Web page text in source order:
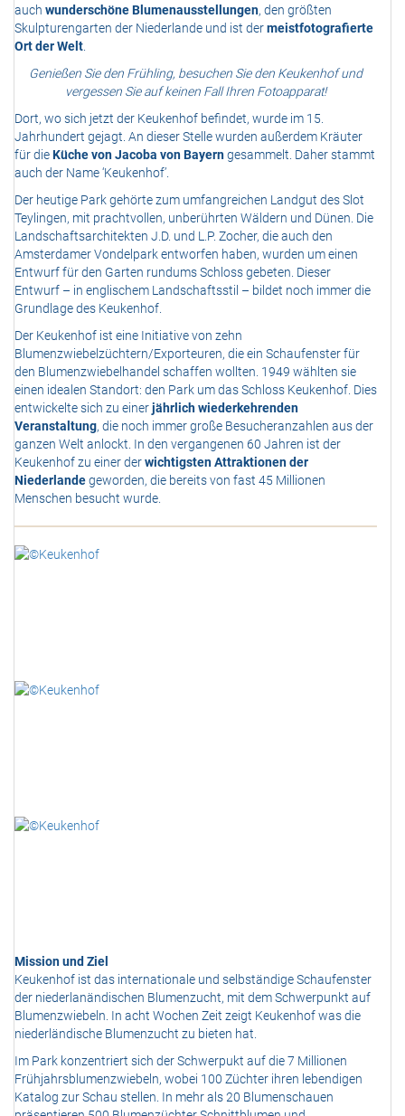
auch wunderschöne Blumenausstellungen, den größten
Skulpturengarten der Niederlande und ist dermeistfotografierte
Ort der Welt
Genießen Sie den Frühling, besuchen Sie den Keukenhof und
vergessen Sie auf keinen Fall Ihren Fotoapparat!
Dort, wo sich jetzt der Keukenhof befindet, wurde im 15.
Jahrhundert gejagt. An dieser Stelle wurden außerdem Kräuter
für dieKüche von Jacoba von Bayerngesammelt. Daher stammt
auch der Name ‘Keukenhof’.
Der heutige Park gehörte zum umfangreichen Landgut des Slot
Teylingen, mit prachtvollen, unberührten Wäldern und Dünen. Die
Landschaftsarchitekten J.D. und L.P. Zocher, die auch den
Amsterdamer Vondelpark entworfen haben, wurden um einen
Entwurf für den Garten rundums Schloss gebeten. Dieser
Entwurf – in englischem Landschaftsstil – bildet noch immer die
Grundlage des Keukenhof.
Der Keukenhof ist eine Initiative von zehn
Blumenzwiebelzüchtern/Exporteuren, die ein Schaufenster für
den Blumenzwiebelhandel schaffen wollten. 1949 wählten sie
einen idealen Standort: den Park um das Schloss Keukenhof. Dies
entwickelte sich zu einerjährlich wiederkehrenden
Veranstaltung, die noch immer große Besucheranzahlen aus der
ganzen Welt anlockt. In den vergangenen 60 Jahren ist der
Keukenhof zu einer derwichtigsten Attraktionen der
Niederlandegeworden, die bereits von fast 45 Millionen
Menschen besucht wurde.
Mission und Ziel
Keukenhof ist das internationale und selbständige Schaufenster
der niederlanändischen Blumenzucht, mit dem Schwerpunkt auf
Blumenzwiebeln. In acht Wochen Zeit zeigt Keukenhof was die
niederländische Blumenzucht zu bieten hat.
Im Park konzentriert sich der Schwerpukt auf die 7 Millionen
Frühjahrsblumenzwiebeln, wobei 100 Züchter ihren lebendigen
Katalog zur Schau stellen. In mehr als 20 Blumenschauen